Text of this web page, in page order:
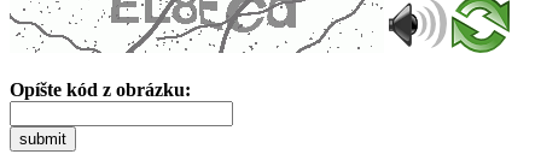
Opíšte kód z obrázku:
submit